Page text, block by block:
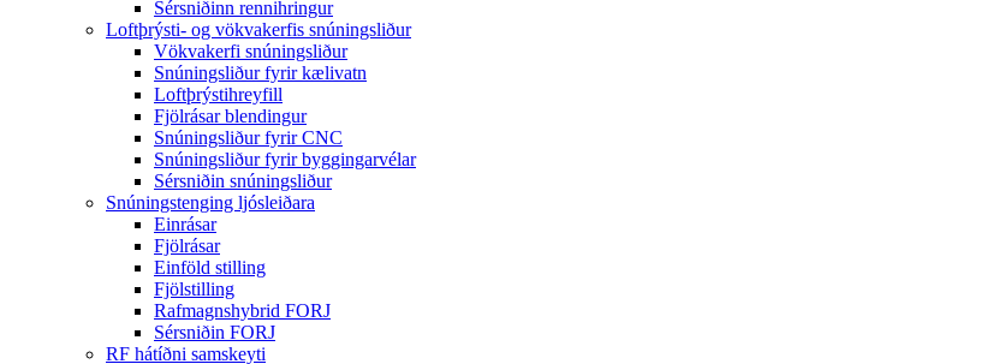
Sérsniðinn rennihringur
Loftþrýsti- og vökvakerfis snúningsliður
Vökvakerfi snúningsliður
Snúningsliður fyrir kælivatn
Loftþrýstihreyfill
Fjölrásar blendingur
Snúningsliður fyrir CNC
Snúningsliður fyrir byggingarvélar
Sérsniðin snúningsliður
Snúningstenging ljósleiðara
Einrásar
Fjölrásar
Einföld stilling
Fjölstilling
Rafmagnshybrid FORJ
Sérsniðin FORJ
RF hátíðni samskeyti